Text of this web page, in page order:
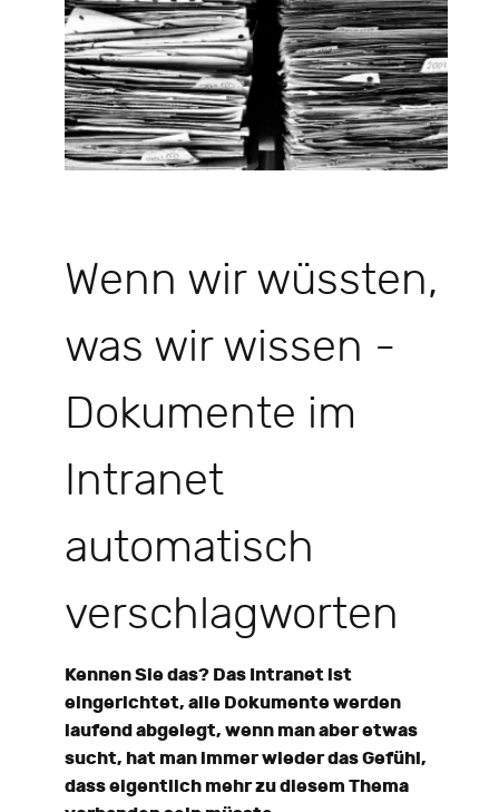
Wenn wir wüssten,
was wir wissen -
Dokumente im
Intranet
automatisch
verschlagworten
Kennen Sie das? Das Intranet ist
eingerichtet, alle Dokumente werden
laufend abgelegt, wenn man aber etwas
sucht, hat man immer wieder das Gefühl,
dass eigentlich mehr zu diesem Thema